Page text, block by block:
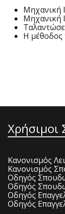
Μηχανική Ι
Μηχανική
H
Χρήσιμοι
Κανονισμός
Κανονισμός
Οδηγός
Οδηγός
Οδηγός
Οδηγός